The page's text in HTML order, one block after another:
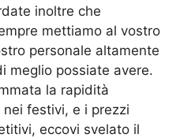
inoltre che
mettiamo al vostro
personale altamente
meglio possiate avere.
la rapidità
nei festivi, e i prezzi
eccovi svelato il